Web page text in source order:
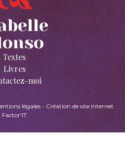
Textes
Livres
moi
légales- Création de site Internet :
Factor'IT